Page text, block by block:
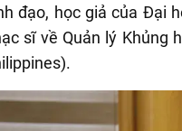
đạo, học giả của Đại
sĩ về Quản lý Khủng